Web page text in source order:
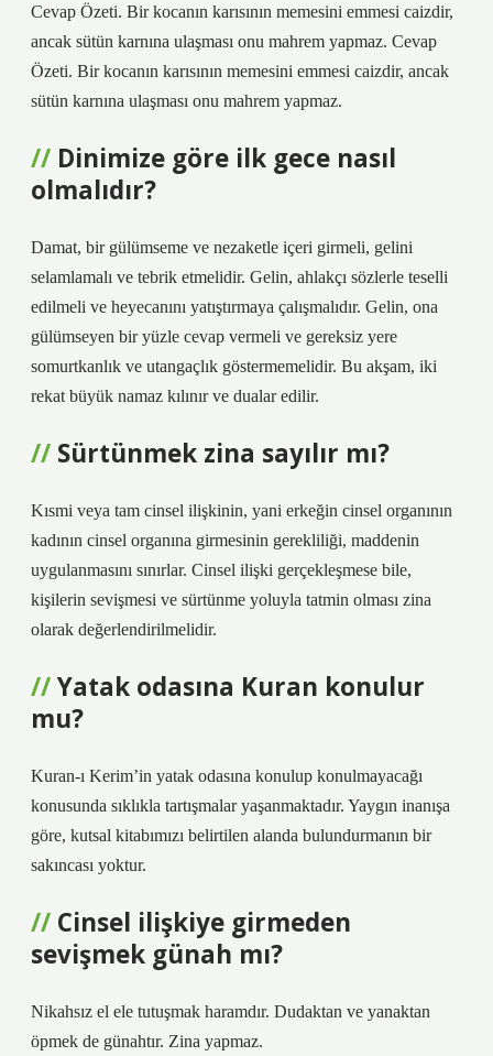
Cevap Özeti. Bir kocanın karısının memesini emmesi caizdir,
ancak sütün karnına ulaşması onu mahrem yapmaz. Cevap
Özeti. Bir kocanın karısının memesini emmesi caizdir, ancak
sütün karnına ulaşması onu mahrem yapmaz.
Dinimize göre ilk gece nasıl
olmalıdır?
Damat, bir gülümseme ve nezaketle içeri girmeli, gelini
selamlamalı ve tebrik etmelidir. Gelin, ahlakçı sözlerle teselli
edilmeli ve heyecanını yatıştırmaya çalışmalıdır. Gelin, ona
gülümseyen bir yüzle cevap vermeli ve gereksiz yere
somurtkanlık ve utangaçlık göstermemelidir. Bu akşam, iki
rekat büyük namaz kılınır ve dualar edilir.
Sürtünmek zina sayılır mı?
Kısmi veya tam cinsel ilişkinin, yani erkeğin cinsel organının
kadının cinsel organına girmesinin gerekliliği, maddenin
uygulanmasını sınırlar. Cinsel ilişki gerçekleşmese bile,
kişilerin sevişmesi ve sürtünme yoluyla tatmin olması zina
olarak değerlendirilmelidir.
Yatak odasına Kuran konulur
mu?
Kuran-ı Kerim’in yatak odasına konulup konulmayacağı
konusunda sıklıkla tartışmalar yaşanmaktadır. Yaygın inanışa
göre, kutsal kitabımızı belirtilen alanda bulundurmanın bir
sakıncası yoktur.
Cinsel ilişkiye girmeden
sevişmek günah mı?
Nikahsız el ele tutuşmak haramdır. Dudaktan ve yanaktan
öpmek de günahtır. Zina yapmaz.